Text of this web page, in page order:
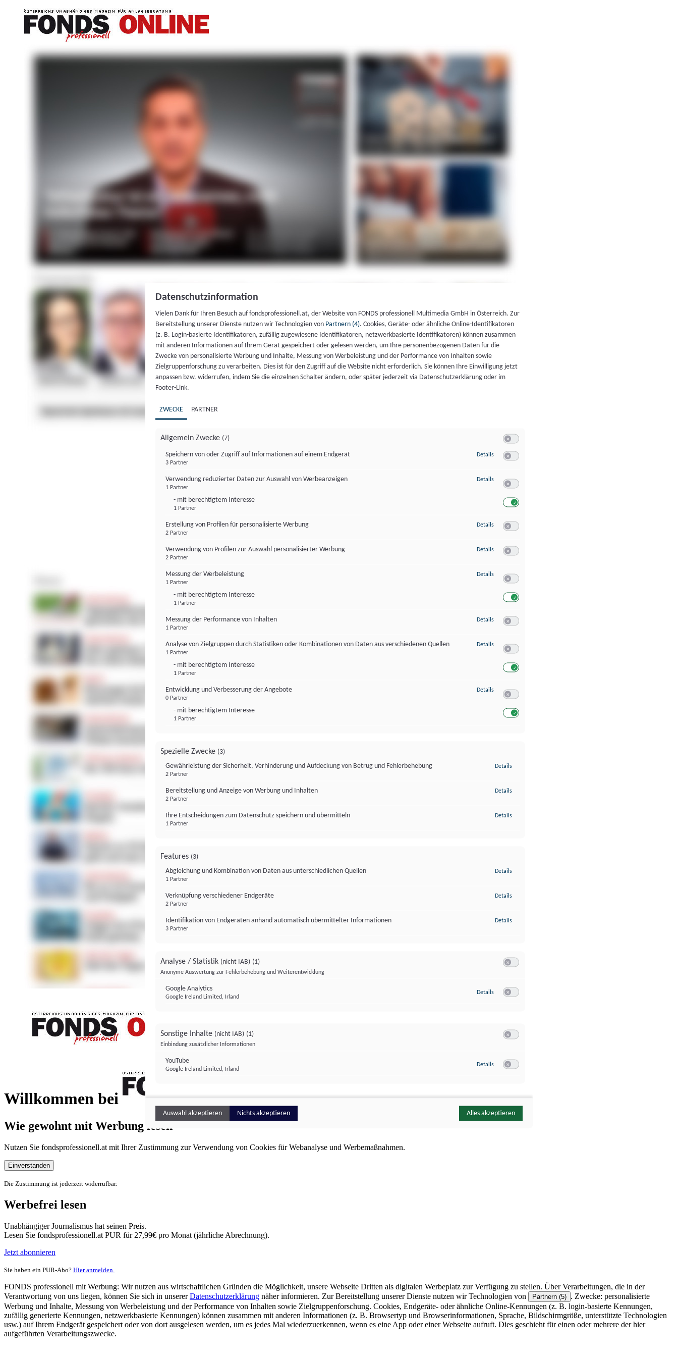
Willkommen bei
FONDS professionell
Wie gewohnt mit Werbung lesen
Nutzen Sie fondsprofessionell.at mit Ihrer Zustimmung zur Verwendung von Cookies für Webanalyse und Werbemaßnahmen.
Einverstanden
Die Zustimmung ist jederzeit widerrufbar.
Werbefrei lesen
Unabhängiger Journalismus hat seinen Preis.
Lesen Sie fondsprofessionell.at PUR für 27,99€ pro Monat (jährliche Abrechnung).
Jetzt abonnieren
Sie haben ein PUR-Abo? Hier anmelden.
FONDS professionell mit Werbung: Wir nutzen aus wirtschaftlichen Gründen die Möglichkeit, unsere Webseite Dritten als digitalen Werbeplatz zur Verfügung zu stellen. Über Verarbeitungen, die in der
Verantwortung von uns liegen, können Sie sich in unsererDatenschutzerklärung näher informieren. Zur Bereitstellung unserer Dienste nutzen wir Technologien von Partnern (5) . Zwecke: personalisierte
Werbung und Inhalte, Messung von Werbeleistung und der Performance von Inhalten sowie Zielgruppenforschung. Cookies, Endgeräte- oder ähnliche Online-Kennungen (z. B. login-basierte Kennungen,
zufällig generierte Kennungen, netzwerkbasierte Kennungen) können zusammen mit anderen Informationen (z. B. Browsertyp und Browserinformationen, Sprache, Bildschirmgröße, unterstützte Technologien
usw.) auf Ihrem Endgerät gespeichert oder von dort ausgelesen werden, um es jedes Mal wiederzuerkennen, wenn es eine App oder einer Webseite aufruft. Dies geschieht für einen oder mehrere der hier
aufgeführten Verarbeitungszwecke.
Datenschutzinformation
Vielen Dank für Ihren Besuch auf fondsprofessionell.at, der Website von FONDS professionell Multimedia GmbH in Österreich. Zur
Bereitstellung unserer Dienste nutzen wir Technologien von Partnern (4). Cookies, Geräte- oder ähnliche Online-Identifikatoren
(z. B. Login-basierte Identifikatoren, zufällig zugewiesene Identifikatoren, netzwerkbasierte Identifikatoren) können zusammen
mit anderen Informationen auf Ihrem Gerät gespeichert oder gelesen werden, um Ihre personenbezogenen Daten für die
Zwecke von personalisierte Werbung und Inhalte, Messung von Werbeleistung und der Performance von Inhalten sowie
Zielgruppenforschung zu verarbeiten. Dies ist für den Zugriff auf die Website nicht erforderlich. Sie können Ihre Einwilligung jetzt
anpassen bzw. widerrufen, indem Sie die einzelnen Schalter ändern, oder später jederzeit via Datenschutzerklärung oder im
Footer-Link.
ZWECKE PARTNER
Allgemein Zwecke (7)
Speichern von oder Zugriff auf Informationen auf einem Endgerät
3 Partner
Details zu Speichern von oder Zugriff auf Informationen auf einem Endgerät
Verwendung reduzierter Daten zur Auswahl von Werbeanzeigen
1 Partner
- mit berechtigtem Interesse
1 Partner
Details zu Verwendung reduzierter Daten zur Auswahl von Werbeanzeigen
Erstellung von Profilen für personalisierte Werbung
2 Partner
Details zu Erstellung von Profilen für personalisierte Werbung
Verwendung von Profilen zur Auswahl personalisierter Werbung
2 Partner
Details zu Verwendung von Profilen zur Auswahl personalisierter Werbung
Messung der Werbeleistung
1 Partner
- mit berechtigtem Interesse
1 Partner
Details zu Messung der Werbeleistung
Messung der Performance von Inhalten
1 Partner
Details zu Messung der Performance von Inhalten
Analyse von Zielgruppen durch Statistiken oder Kombinationen von Daten aus verschiedenen Quellen
1 Partner
- mit berechtigtem Interesse
1 Partner
Details zu Analyse von Zielgruppen durch Statistiken oder Kombinationen von
Entwicklung und Verbesserung der Angebote
0 Partner
- mit berechtigtem Interesse
1 Partner
Details zu Entwicklung und Verbesserung der Angebote
Spezielle Zwecke (3)
Gewährleistung der Sicherheit, Verhinderung und Aufdeckung von Betrug und Fehlerbehebung
2 Partner
Details
Bereitstellung und Anzeige von Werbung und Inhalten
2 Partner
Details
Ihre Entscheidungen zum Datenschutz speichern und übermitteln
1 Partner
Details
Features (3)
Abgleichung und Kombination von Daten aus unterschiedlichen Quellen
1 Partner
Details
Verknüpfung verschiedener Endgeräte
2 Partner
Details
Identifikation von Endgeräten anhand automatisch übermittelter Informationen
3 Partner
Details
Analyse / Statistik (nicht IAB) (1)
Anonyme Auswertung zur Fehlerbehebung und Weiterentwicklung
Google Analytics
Google Ireland Limited, Irland
Details zu Google Analytics
Sonstige Inhalte (nicht IAB) (1)
Einbindung zusätzlicher Informationen
YouTube
Google Ireland Limited, Irland
Details zu YouTube
Auswahl akzeptieren Nichts akzeptieren Alles akzeptieren